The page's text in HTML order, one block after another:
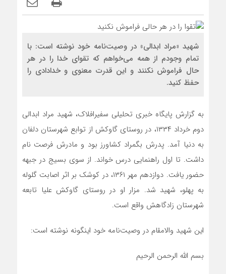
شهید «مراد ابدالی» در وصیت‌نامه خود نوشته است: با
تمام وجودم از همه می‌خواهم که تقوای خدا را در هر
حال فراموش نکنند و این قدرت معنوی و خدادادی را
حفظ کنید.
به گزارش پایگاه خبری تحلیلی سفیرافلاک، شهید مراد ابدالی
دوم خرداد ۱۳۳۴، در روستای گاوکش از توابع شهرستان دلفان
به دنیا آمد. پدرش بگمراد کشاورز بود و مادرش فرصت نام
داشت. تا اول راهنمایی درس خواند. از سوی بسیج در جبهه
حضور یافت. دوازدهم مهر ۱۳۶۱، در کوشک بر اثر اصابت گلوله
به پهلو، شهید شد. مزار او در روستای گاوکش علیا تابعه
شهرستان زادگاهش واقع است.
این شهید والامقام در وصیت‌نامه خود اینگونه نوشته است:
بسم الله الرحمن الرحیم